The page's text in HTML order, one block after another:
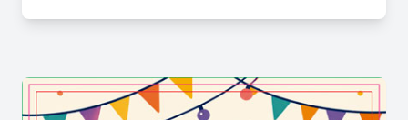
Més enllà de la competició, elConcurs de Gossos
territori i la cultura local. Els visitants hi poden